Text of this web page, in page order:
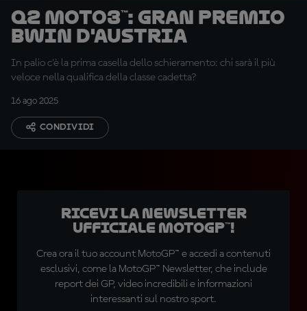
Q2 Moto3™: Gran Premio
BWIN d'Austria
In palio c’è la prima casella dello schieramento: chi sarà il più
veloce nella qualifica della classe cadetta?
16 ago 2025
CONDIVIDI
Ricevi la newsletter
ufficiale MotoGP™!
Crea ora il tuo account MotoGP™ e accedi a contenuti
esclusivi, come la MotoGP™ Newsletter, che include
report dei GP, video incredibili e informazioni
interessanti sul nostro sport.